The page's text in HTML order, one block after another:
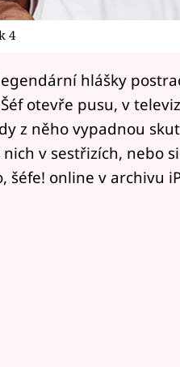
4
hlášky
otevře pusu, v
z něho vypadnou
v sestřizích, nebo
online v archivu